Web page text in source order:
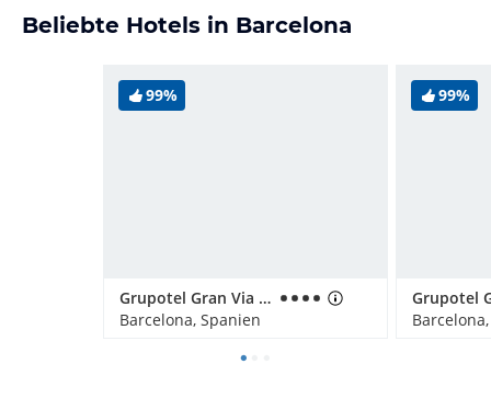
Beliebte Hotels in Barcelona
99%
Grupotel Gran Via 678
Barcelona, Spanien
99%
Grupotel